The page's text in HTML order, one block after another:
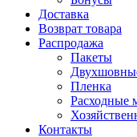
Доставка
Возврат товара
Распродажа
Пакеты
Пленка
Расходные
Контакты